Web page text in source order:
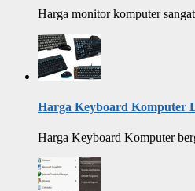
Harga monitor komputer
Harga Keyboard Komputer
Harga Keyboard Komputer